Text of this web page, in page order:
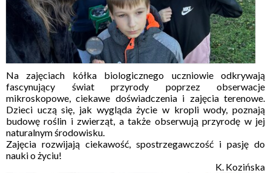
Na zajęciach kółka biologicznego uczniowie odkrywają
fascynujący świat przyrody poprzez obserwacje
mikroskopowe, ciekawe doświadczenia i zajęcia terenowe.
Dzieci uczą się, jak wygląda życie w kropli wody, poznają
budowę roślin i zwierząt, a także obserwują przyrodę w jej
naturalnym środowisku.
Zajęcia rozwijają ciekawość, spostrzegawczość i pasję do
nauki o życiu!
K. Kozińska